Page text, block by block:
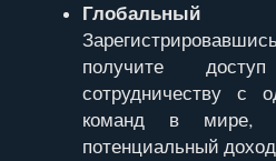
получите
сотрудничеству с
команд в мире,
потенциальный